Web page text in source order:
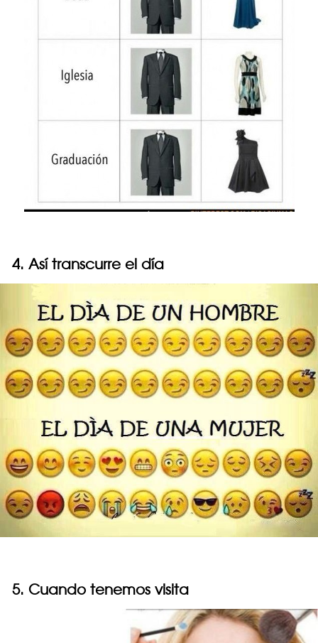
4. Así transcurre el día
5. Cuando tenemos visita